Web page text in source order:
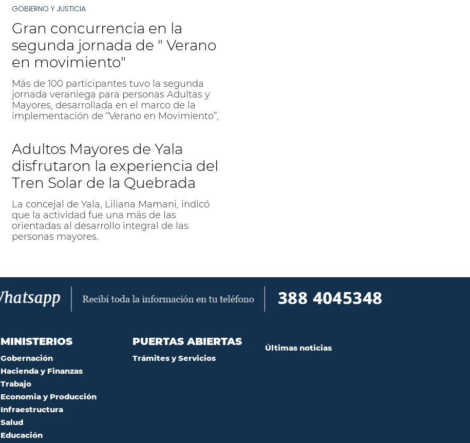
de la Provincia,en coordinación con el
Municipio de San Salvador de Jujuy.
GOBIERNO Y JUSTICIA
Gran concurrencia en la
segunda jornada de " Verano
en movimiento"
Más de 100 participantes tuvo la segunda
jornada veraniega para personas Adultas y
Mayores, desarrollada en el marco de la
implementación de “Verano en Movimiento”,
Deportivo del gobierno provincial y el
acompañamiento del Municipio de San
Salvador de Jujuy.
Adultos Mayores de Yala
disfrutaron la experiencia del
Tren Solar de la Quebrada
La concejal de Yala, Liliana Mamani, indicó
que la actividad fue una más de las
orientadas al desarrollo integral de las
personas mayores.
MINISTERIOS
Gobernación
Hacienda y Finanzas
Trabajo
Economia y Producción
Infraestructura
Salud
Educación
PUERTAS ABIERTAS
Trámites y Servicios
Últimas noticias